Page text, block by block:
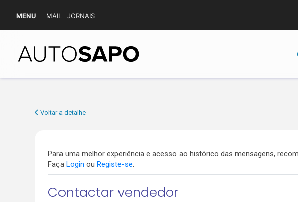
MENU MAIL JORNAIS
Voltar a detalhe
Para uma melhor experiência e acesso ao histórico das mensagens,
Faça Login ou Registe-se.
Contactar vendedor